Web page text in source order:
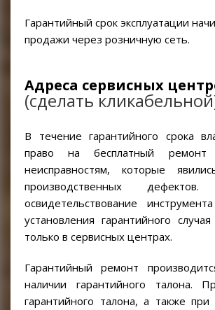
Гарантийный срок эксплуатации
продажи через розничную сеть.
Адреса сервисных
(сделать
В течение гарантийного срока
право на бесплатный
неисправностям, которые
производственных дефектов.
освидетельствование
установления гарантийного
только в сервисных центрах.
Гарантийный ремонт
наличии гарантийного талона.
гарантийного талона, а также